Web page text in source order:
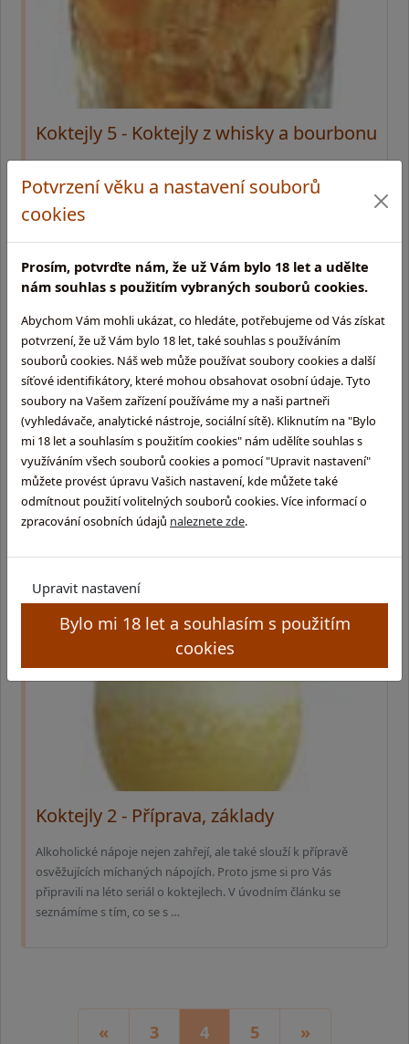
Potvrzení věku a nastavení souborů
cookies
Prosím, potvrďte nám, že už Vám bylo 18 let a udělte
nám souhlas s použitím vybraných souborů cookies.
Abychom Vám mohli ukázat, co hledáte, potřebujeme od Vás získat
potvrzení, že už Vám bylo 18 let, také souhlas s používáním
souborů cookies. Náš web může používat soubory cookies a další
síťové identifikátory, které mohou obsahovat osobní údaje. Tyto
soubory na Vašem zařízení používáme my a naši partneři
(vyhledávače, analytické nástroje, sociální sítě). Kliknutím na "Bylo
mi 18 let a souhlasím s použitím cookies" nám udělíte souhlas s
využíváním všech souborů cookies a pomocí "Upravit nastavení"
můžete provést úpravu Vašich nastavení, kde můžete také
odmítnout použití volitelných souborů cookies. Více informací o
zpracování osobních údajů naleznete zde.
Upravit nastavení
Bylo mi 18 let a souhlasím s použitím
cookies
Koktejly 5 - Koktejly z whisky a bourbonu
bourbon nejsou v současnosti tak rozšířené jako koktejly
založené na vodce nebo rumu, ale mají významnou tradici,
Koktejly 3 - Recepty známých koktejlů
V tomto díle seriálu o míchaných nápojích vám nabídneme
výběr receptů světově nejproslulejších koktejlů. Protože tyto
Koktejly 2 - Příprava, základy
Alkoholické nápoje nejen zahřejí, ale také slouží k přípravě
osvěžujících míchaných nápojích. Proto jsme si pro Vás
připravili na léto seriál o koktejlech. V úvodním článku se
seznámíme s tím, co se s …
« 3 4 5 »